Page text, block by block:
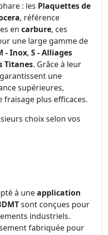
: les Plaquettes de
, référence
en carbure, ces
une large gamme de
- Inox, S - Alliages
Titanes. Grâce à leur
une
supérieures,
plus efficaces.
choix selon vos
à uneapplication
sont conçues pour
industriels.
fabriquée pour